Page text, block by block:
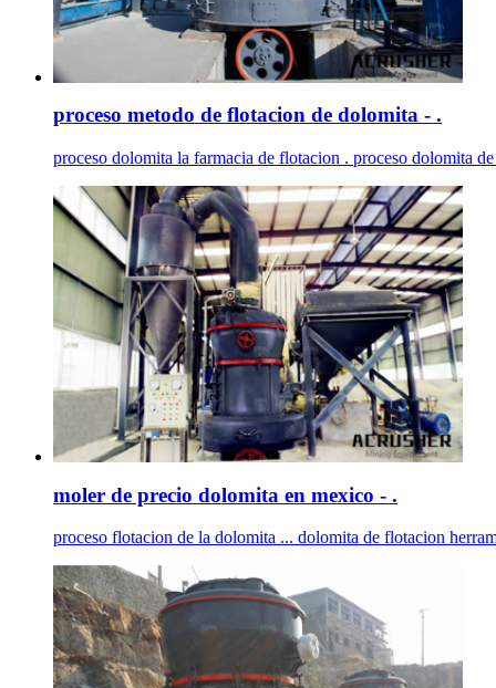
proceso metodo de flotacion de dolomita - .
proceso dolomita la farmacia de flotacion . proceso dolomita
moler de precio dolomita en mexico - .
proceso flotacion de la dolomita ... dolomita de flotacion